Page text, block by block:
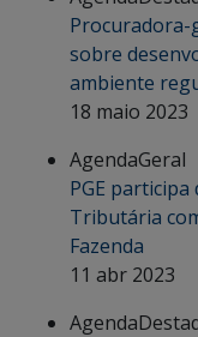
Procuradora-
sobre
ambiente
18 maio 2023
AgendaGeral
PGE
Tributária
Fazenda
11 abr 2023
Agenda